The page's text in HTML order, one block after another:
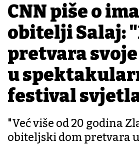
CNN piše o
obitelji Salaj:
pretvara
u
festival
"Već više od 20 godina
obiteljski dom pretvara